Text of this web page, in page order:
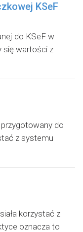
KSeF
do KSeF w
się wartości z
do
z systemu
korzystać z
oznacza to